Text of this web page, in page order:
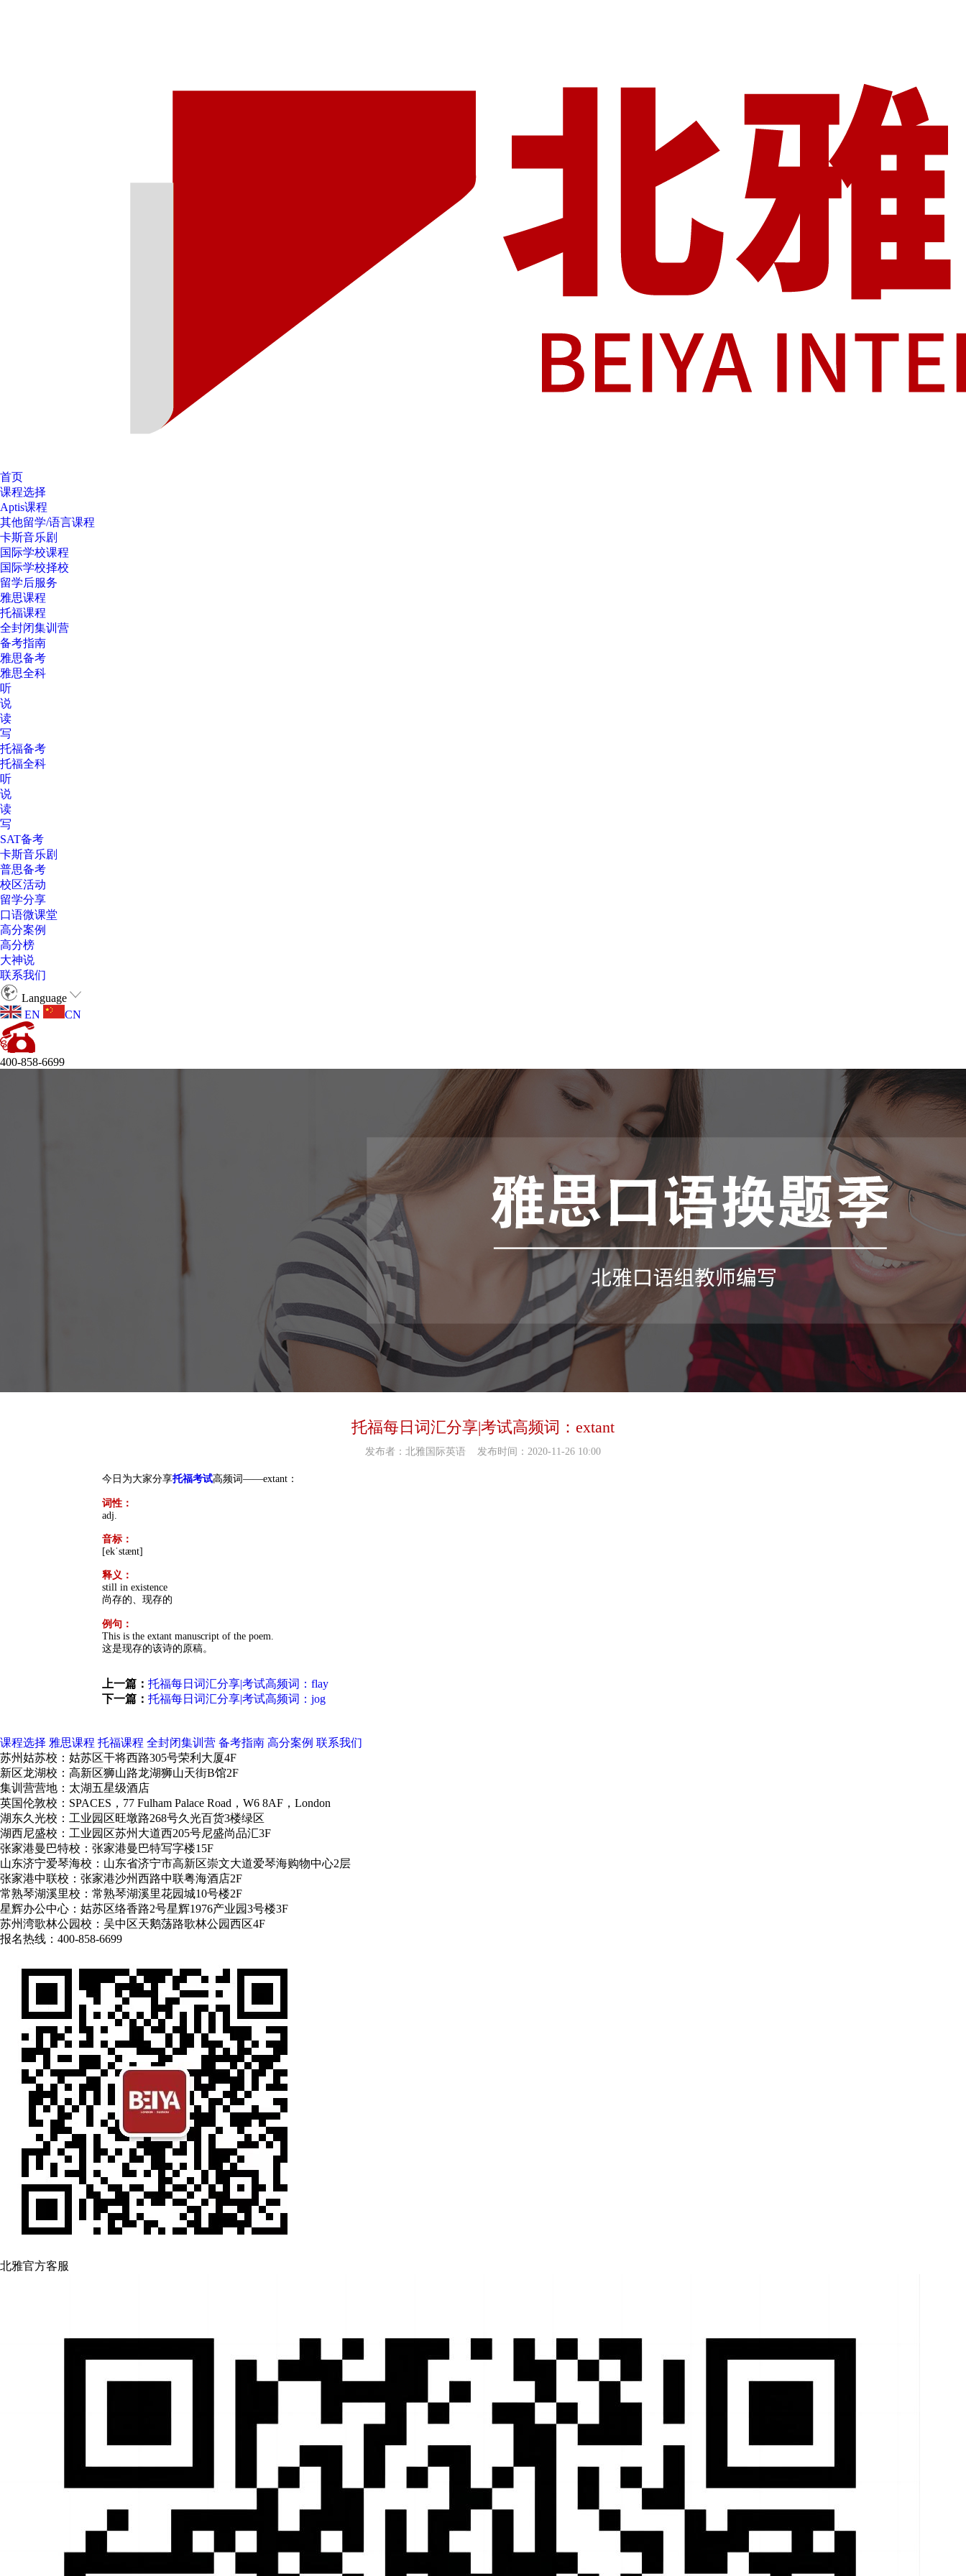
首页
课程选择
Aptis课程
其他留学/语言课程
卡斯音乐剧
国际学校课程
国际学校择校
留学后服务
雅思课程
托福课程
全封闭集训营
备考指南
雅思备考
雅思全科
听
说
读
写
托福备考
托福全科
听
说
读
写
SAT备考
卡斯音乐剧
普思备考
校区活动
留学分享
口语微课堂
高分案例
高分榜
大神说
联系我们
Language
EN
CN
400-858-6699
托福每日词汇分享|考试高频词：extant
发布者：北雅国际英语 发布时间：2020-11-26 10:00
今日为大家分享托福考试高频词——extant：
词性：
adj.
音标：
[ekˈstænt]
释义：
still in existence
尚存的、现存的
例句：
This is the extant manuscript of the poem.
这是现存的该诗的原稿。
上一篇： 托福每日词汇分享|考试高频词：flay
下一篇： 托福每日词汇分享|考试高频词：jog
课程选择 雅思课程 托福课程 全封闭集训营 备考指南 高分案例 联系我们
苏州姑苏校：姑苏区干将西路305号荣利大厦4F
新区龙湖校：高新区狮山路龙湖狮山天街B馆2F
集训营营地：太湖五星级酒店
英国伦敦校：SPACES，77 Fulham Palace Road，W6 8AF，London
湖东久光校：工业园区旺墩路268号久光百货3楼绿区
湖西尼盛校：工业园区苏州大道西205号尼盛尚品汇3F
张家港曼巴特校：张家港曼巴特写字楼15F
山东济宁爱琴海校：山东省济宁市高新区崇文大道爱琴海购物中心2层
张家港中联校：张家港沙州西路中联粤海酒店2F
常熟琴湖溪里校：常熟琴湖溪里花园城10号楼2F
星辉办公中心：姑苏区络香路2号星辉1976产业园3号楼3F
苏州湾歌林公园校：吴中区天鹅荡路歌林公园西区4F
报名热线：400-858-6699
北雅官方客服